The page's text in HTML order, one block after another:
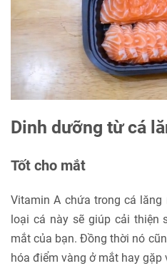
Dinh dưỡng từ cá
Tốt cho mắt
Vitamin A chứa trong cá
loại cá này sẽ giúp cải thiện
mắt của bạn. Đồng thời nó
hóa điểm vàng ở mắt hay